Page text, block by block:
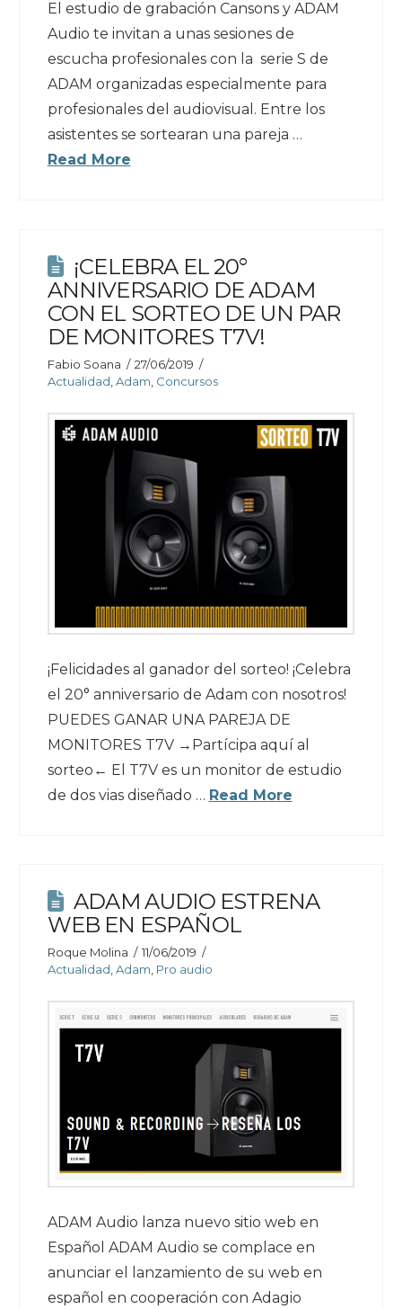
El estudio de grabación Cansons y ADAM
Audio te invitan a unas sesiones de
escucha profesionales con la serie S de
ADAM organizadas especialmente para
profesionales del audiovisual. Entre los
asistentes se sortearan una pareja …
Read More
¡CELEBRA EL 20°
ANNIVERSARIO DE ADAM
CON EL SORTEO DE UN PAR
DE MONITORES T7V!
Fabio Soana
27/06/2019
Actualidad Adam Concursos
¡Felicidades al ganador del sorteo! ¡Celebra
el 20° anniversario de Adam con nosotros!
PUEDES GANAR UNA PAREJA DE
MONITORES T7V →Partícipa aquí al
sorteo← El T7V es un monitor de estudio
de dos vias diseñado … Read More
ADAM AUDIO ESTRENA
WEB EN ESPAÑOL
Roque Molina
11/06/2019
Actualidad Adam Pro audio
ADAM Audio lanza nuevo sitio web en
Español ADAM Audio se complace en
anunciar el lanzamiento de su web en
español en cooperación con Adagio